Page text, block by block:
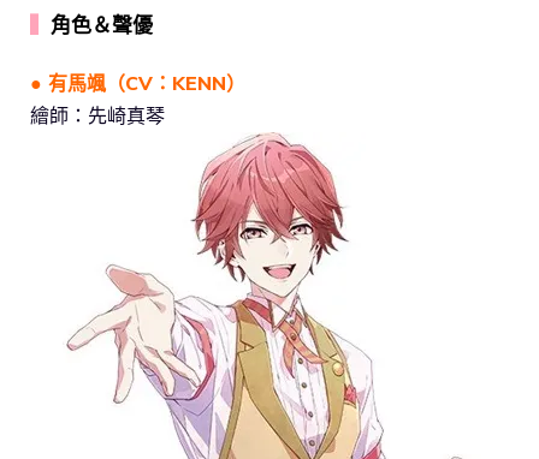
角色＆聲優
● 有馬颯（CV：KENN）
繪師：先崎真琴